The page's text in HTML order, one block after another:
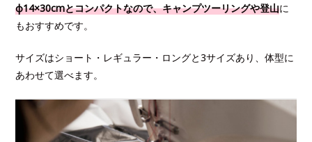
φ14×30cmとコンパクトなので、キャンプツーリングや登山に
もおすすめです。
サイズはショート・レギュラー・ロングと3サイズあり、体型に
あわせて選べます。